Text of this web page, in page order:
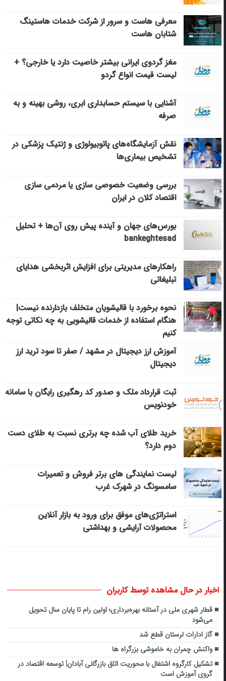
معرفی هاست و سرور از شرکت خدمات هاستینگ
شتابان هاست
مغز گردوی ایرانی بیشتر خاصیت دارد یا خارجی؟ +
لیست قیمت انواع گردو
آشنایی با سیستم حسابداری ابری، روشی بهینه و به
صرفه
نقش آزمایشگاه‌های پاتوبیولوژی و ژنتیک پزشکی در
تشخیص بیماری‌ها
بررسی وضعیت خصوصی سازی یا مردمی سازی
اقتصاد کلان در ایران
بورس‌های جهان و آینده پیش روی آن‌ها + تحلیل
bankeghtesad
راهکارهای مدیریتی برای افزایش اثربخشی هدایای
تبلیغاتی
نحوه برخورد با قالیشویان متخلف بازدارنده نیست|
هنگام استفاده از خدمات قالیشویی به چه نکاتی توجه
کنیم
آموزش ارز دیجیتال در مشهد / صفر تا سود ترید ارز
دیجیتال
ثبت قرارداد ملک و صدور کد رهگیری رایگان با سامانه
خودنویس
خرید طلای آب شده چه برتری نسبت به طلای دست
دوم دارد؟
لیست نمایندگی های برتر فروش و تعمیرات
سامسونگ در شهرک غرب
استراتژی‌های موفق برای ورود به بازار آنلاین
محصولات آرایشی و بهداشتی
اخبار در حال مشاهده توسط کاربران
قطار شهری ملی در آستانه بهره‌برداری؛ اولین رام تا پایان سال تحویل
می‌شود
گاز ادارات لرستان قطع شد
واکنش چمران به خاموشی بزرگراه ها
تشکیل کارگروه اشتغال با محوریت اتاق بازرگانی آبادان| توسعه اقتصاد در
گروی آموزش است